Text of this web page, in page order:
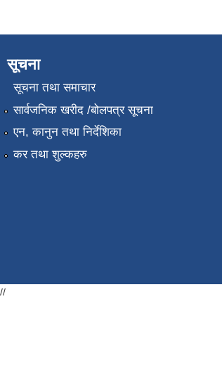
सूचना
सूचना तथा समाचार
सार्वजनिक खरीद /बोलपत्र सूचना
एन, कानुन तथा निर्देशिका
कर तथा शुल्कहरु
//